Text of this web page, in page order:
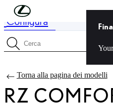
Skip to Main Content
(Premi
Prezzo aggiornato Il prezzo della
Your
Configura
Cerca specifiche
Torna alla pagina dei modelli
RZ